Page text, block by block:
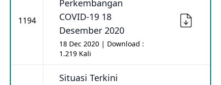
1194
Perkembangan
COVID-19 18
Desember 2020
18 Dec 2020 | Download :
1.219 Kali
Situasi Terkini